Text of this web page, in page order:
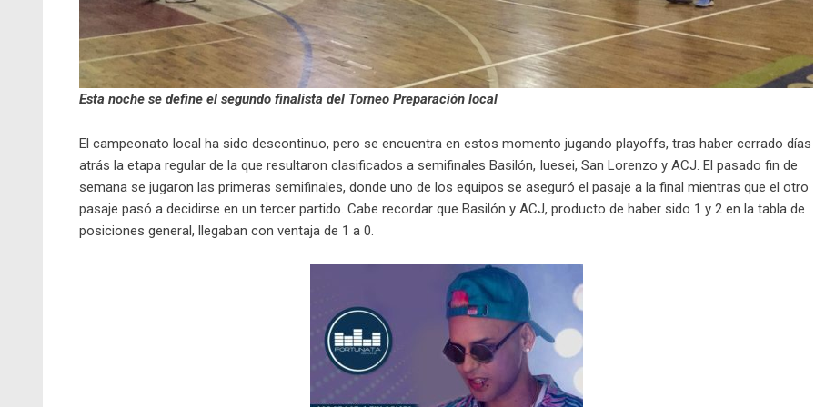
Esta noche se define el segundo finalista del Torneo Preparación local
El campeonato local ha sido descontinuo, pero se encuentra en estos momento jugando playoffs, tras haber cerrado días
atrás la etapa regular de la que resultaron clasificados a semifinales Basilón, Iuesei, San Lorenzo y ACJ. El pasado fin de
semana se jugaron las primeras semifinales, donde uno de los equipos se aseguró el pasaje a la final mientras que el otro
pasaje pasó a decidirse en un tercer partido. Cabe recordar que Basilón y ACJ, producto de haber sido 1 y 2 en la tabla de
posiciones general, llegaban con ventaja de 1 a 0.